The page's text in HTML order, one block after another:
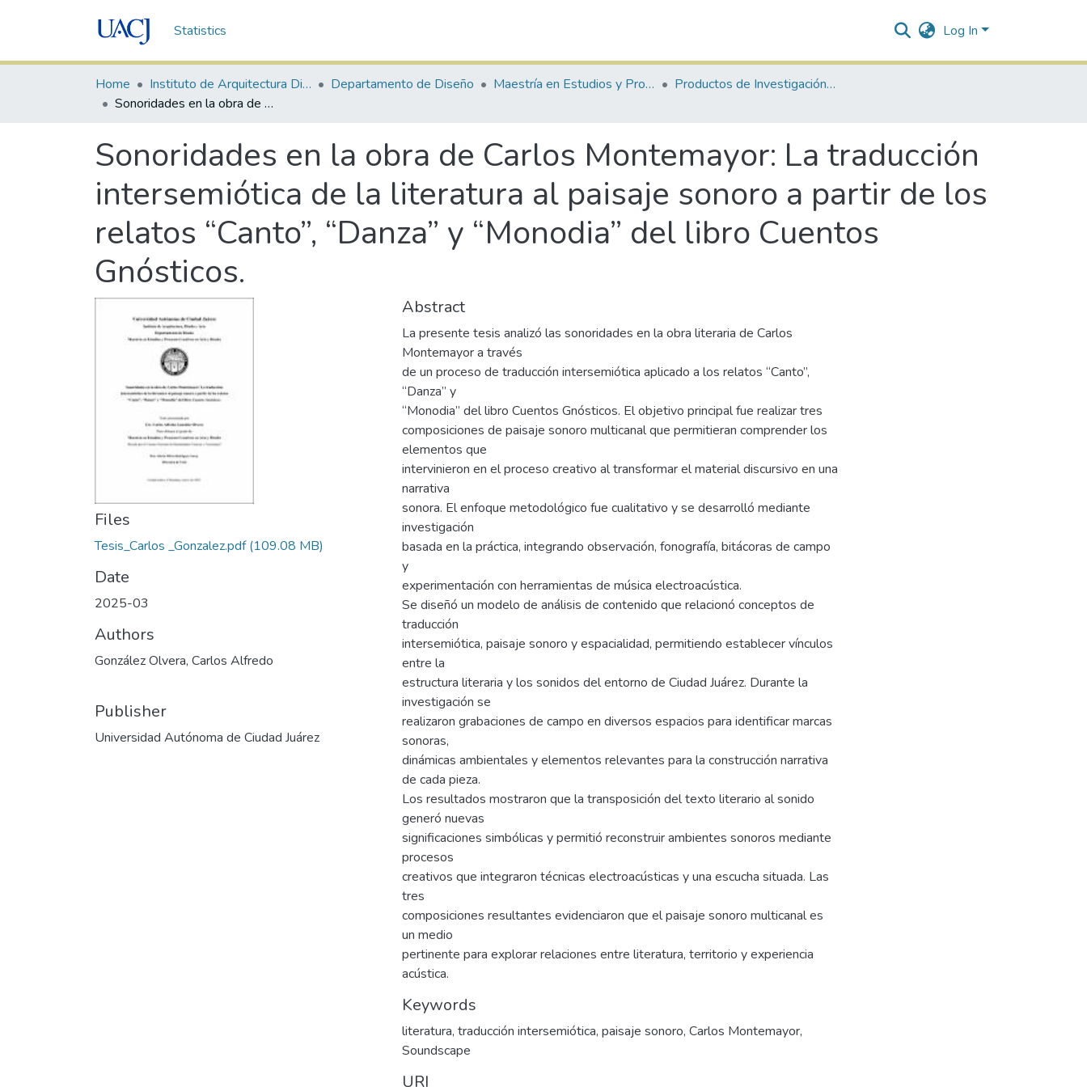
Statistics Log In
Home Instituto de Arquitectura Diseño y Arte Departamento de Diseño Maestría en Estudios y Procesos Creativos en Arte y Diseño
Productos de Investigación IADA-MEPC
Sonoridades en la obra de Carlos Montemayor: La traducción intersemiótica de la literatura al paisaje sonoro a partir de los relatos “Canto”, “Danza” y “Monodia” del libro Cuentos Gnósticos.
Sonoridades en la obra de Carlos Montemayor: La traducción
intersemiótica de la literatura al paisaje sonoro a partir de los
relatos “Canto”, “Danza” y “Monodia” del libro Cuentos
Gnósticos.
Files
Tesis_Carlos _Gonzalez.pdf(109.08 MB)
Date
2025-03
Authors
González Olvera, Carlos Alfredo
Publisher
Universidad Autónoma de Ciudad Juárez
Abstract
La presente tesis analizó las sonoridades en la obra literaria de Carlos
Montemayor a través
de un proceso de traducción intersemiótica aplicado a los relatos “Canto”,
“Danza” y
“Monodia” del libro Cuentos Gnósticos. El objetivo principal fue realizar tres
composiciones de paisaje sonoro multicanal que permitieran comprender los
elementos que
intervinieron en el proceso creativo al transformar el material discursivo en una
narrativa
sonora. El enfoque metodológico fue cualitativo y se desarrolló mediante
investigación
basada en la práctica, integrando observación, fonografía, bitácoras de campo
y
experimentación con herramientas de música electroacústica.
Se diseñó un modelo de análisis de contenido que relacionó conceptos de
traducción
intersemiótica, paisaje sonoro y espacialidad, permitiendo establecer vínculos
entre la
estructura literaria y los sonidos del entorno de Ciudad Juárez. Durante la
investigación se
realizaron grabaciones de campo en diversos espacios para identificar marcas
sonoras,
dinámicas ambientales y elementos relevantes para la construcción narrativa
de cada pieza.
Los resultados mostraron que la transposición del texto literario al sonido
generó nuevas
significaciones simbólicas y permitió reconstruir ambientes sonoros mediante
procesos
creativos que integraron técnicas electroacústicas y una escucha situada. Las
tres
composiciones resultantes evidenciaron que el paisaje sonoro multicanal es
un medio
pertinente para explorar relaciones entre literatura, territorio y experiencia
acústica.
Keywords
literatura, traducción intersemiótica, paisaje sonoro, Carlos Montemayor,
Soundscape
URI